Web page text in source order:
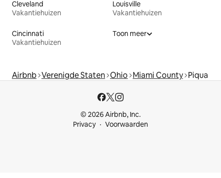
Cleveland
Vakantiehuizen
Louisville
Vakantiehuizen
Cincinnati
Vakantiehuizen
Toon meer
Airbnb Verenigde Staten Ohio Miami County Piqua
© 2026 Airbnb, Inc.
Privacy
Voorwaarden